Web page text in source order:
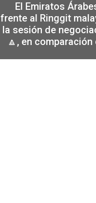
El Emiratos
frente al Ringgit
la sesión de
🔼, en